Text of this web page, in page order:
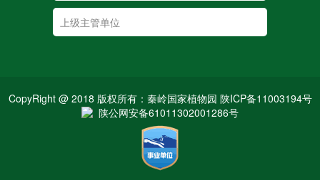
CopyRight @ 2018 版权所有：秦岭国家植物园 陕ICP备11003194号
陕公网安备61011302001286号